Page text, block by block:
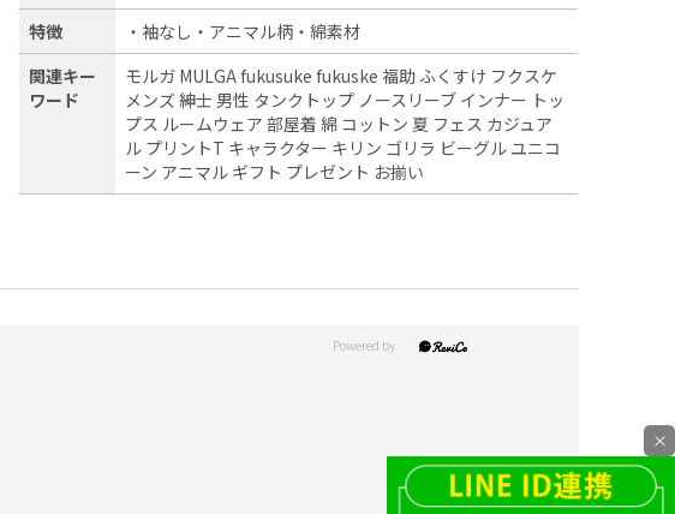
特徴
・袖なし・アニマル柄・綿素材
関連キー
ワード
モルガ MULGA fukusuke fukuske 福助 ふくすけ フクスケ
メンズ 紳士 男性 タンクトップ ノースリーブ インナー トッ
プス ルームウェア 部屋着 綿 コットン 夏 フェス カジュア
ル プリントT キャラクター キリン ゴリラ ビーグル ユニコ
ーン アニマル ギフト プレゼント お揃い
×